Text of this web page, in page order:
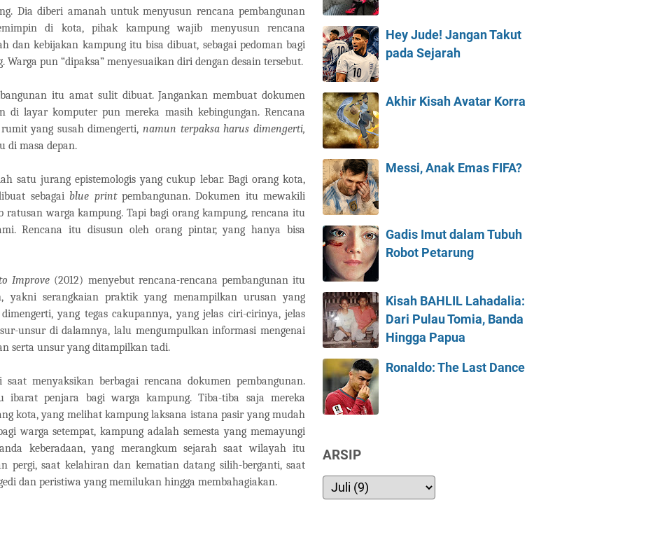
Dia diberi amanah untuk menyusun rencana pembangunan
di kota, pihak kampung wajib menyusun rencana
dan kebijakan kampung itu bisa dibuat, sebagai pedoman bagi
pun “dipaksa” menyesuaikan diri dengan desain tersebut.
itu amat sulit dibuat. Jangankan membuat dokumen
di layar komputer pun mereka masih kebingungan. Rencana
yang susah dimengerti,namun terpaksa harus dimengerti,
di masa depan.
satu jurang epistemologis yang cukup lebar. Bagi orang kota,
sebagai blue printpembangunan. Dokumen itu mewakili
ratusan warga kampung. Tapi bagi orang kampung, rencana itu
Rencana itu disusun oleh orang pintar, yang hanya bisa
Improve (2012) menyebut rencana-rencana pembangunan itu
yakni serangkaian praktik yang menampilkan urusan yang
yang tegas cakupannya, yang jelas ciri-cirinya, jelas
unsur di dalamnya, lalu mengumpulkan informasi mengenai
serta unsur yang ditampilkan tadi.
menyaksikan berbagai rencana dokumen pembangunan.
ibarat penjara bagi warga kampung. Tiba-tiba saja mereka
kota, yang melihat kampung laksana istana pasir yang mudah
warga setempat, kampung adalah semesta yang memayungi
keberadaan, yang merangkum sejarah saat wilayah itu
pergi, saat kelahiran dan kematian datang silih-berganti, saat
dan peristiwa yang memilukan hingga membahagiakan.
Hey Jude! Jangan Takut
pada Sejarah
Akhir Kisah Avatar Korra
Messi, Anak Emas FIFA?
Gadis Imut dalam Tubuh
Robot Petarung
Kisah BAHLIL Lahadalia:
Dari Pulau Tomia, Banda
Hingga Papua
Ronaldo: The Last Dance
ARSIP